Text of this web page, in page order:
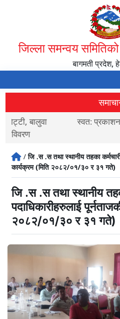
जिल्ला समन्वय
बागमती प्रदेश,
स्वत: प्रकाशन, २०८१ कात्तिक १
/जि .स .स तथा स्थानीय तहका
कार्यक्रम (मिति २०८२/०१/३० र ३१ गते)
जि .स .स तथा स्थानीय
पदाधिकारीहरुलाई
२०८२/०१/३० र ३१ गते)